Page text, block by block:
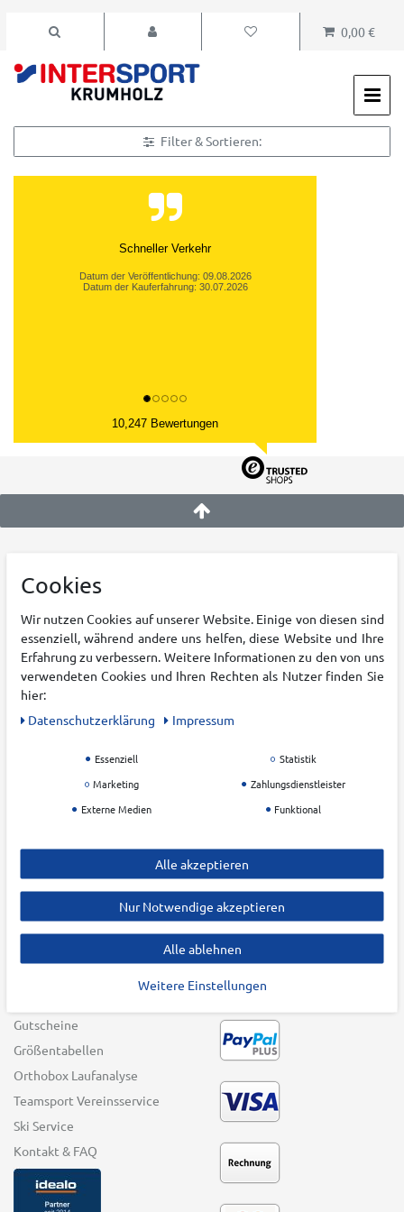
0,00 €
Filter & Sortieren:
Schneller Verkehr
Datum der Veröffentlichung: 09.08.2026
Datum der Kauferfahrung: 30.07.2026
10,247 Bewertungen
Herren
Kinder
Outdoor
Running
Training
Swim & Beach
Bike
Karriere
Filialen
Blog
Zahlung & Versand
Widerrufsrecht
Datenschutz &
Impressum
Barrierefreiheitserklärung
Vertrag widerrufen
Gutscheine
Größentabellen
Orthobox Laufanalyse
Teamsport Vereinsservice
Ski Service
Kontakt & FAQ
ZAHLUNGSARTEN
Cookies
Wir nutzen Cookies auf unserer Website. Einige von diesen sind
essenziell, während andere uns helfen, diese Website und Ihre
Erfahrung zu verbessern. Weitere Informationen zu den von uns
verwendeten Cookies und Ihren Rechten als Nutzer finden Sie
hier:
Daten­schutz­erklärung
Impressum
Essenziell
Statistik
Marketing
Zahlungsdienstleister
Externe Medien
Funktional
Alle akzeptieren
Nur Notwendige akzeptieren
Alle ablehnen
Weitere Einstellungen